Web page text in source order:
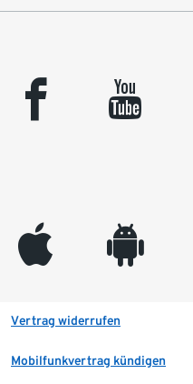
facebook youtube
appleinc android
Vertrag widerrufen
Mobilfunkvertrag kündigen